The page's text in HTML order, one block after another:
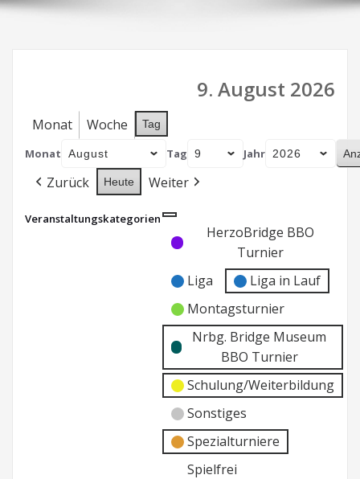
9. August 2026
Monat Woche Tag
Monat Tag Jahr
Zurück Heute Weiter
Veranstaltungskategorien
Kategorie
ohne
Kategorie
HerzoBridge BBO
Turnier
Liga
Liga in Lauf
Montagsturnier
Nrbg. Bridge Museum
BBO Turnier
Schulung/Weiterbildung
Sonstiges
Spezialturniere
Spielfrei